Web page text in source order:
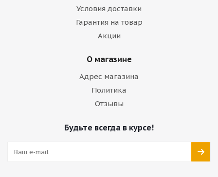
Условия доставки
Гарантия на товар
Акции
О магазине
Адрес магазина
Политика
Отзывы
Будьте всегда в курсе!